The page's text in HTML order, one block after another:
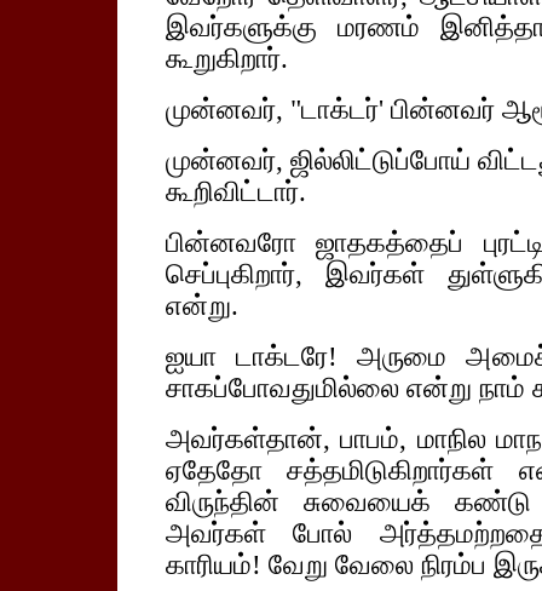
இவர்களுக்கு மரணம்
கூறுகிறார்.
முன்னவர், "டாக்டர்' பின்னவர்
முன்னவர், ஜில்லிட்டுப்போய்
கூறிவிட்டார்.
பின்னவரோ ஜாதகத்தைப்
செப்புகிறார், இவர்கள்
என்று.
ஐயா டாக்டரே! அருமை
சாகப்போவதுமில்லை என்று
அவர்கள்தான், பாபம், மாநில
ஏதேதோ
விருந்தின் சுவையைக் கண்டு
அவர்கள் போல்
காரியம்! வேறு வேலை நிரம்ப